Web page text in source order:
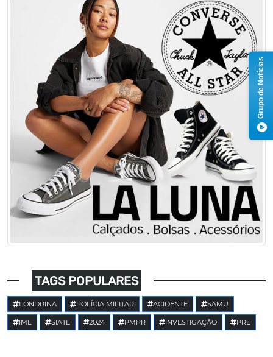
TAGS POPULARES
LONDRINA POLÍCIA MILITAR ACIDENTE SAMU
IML SIATE 2024 PMPR INVESTIGAÇÃO PRE
Grupo de Notícias